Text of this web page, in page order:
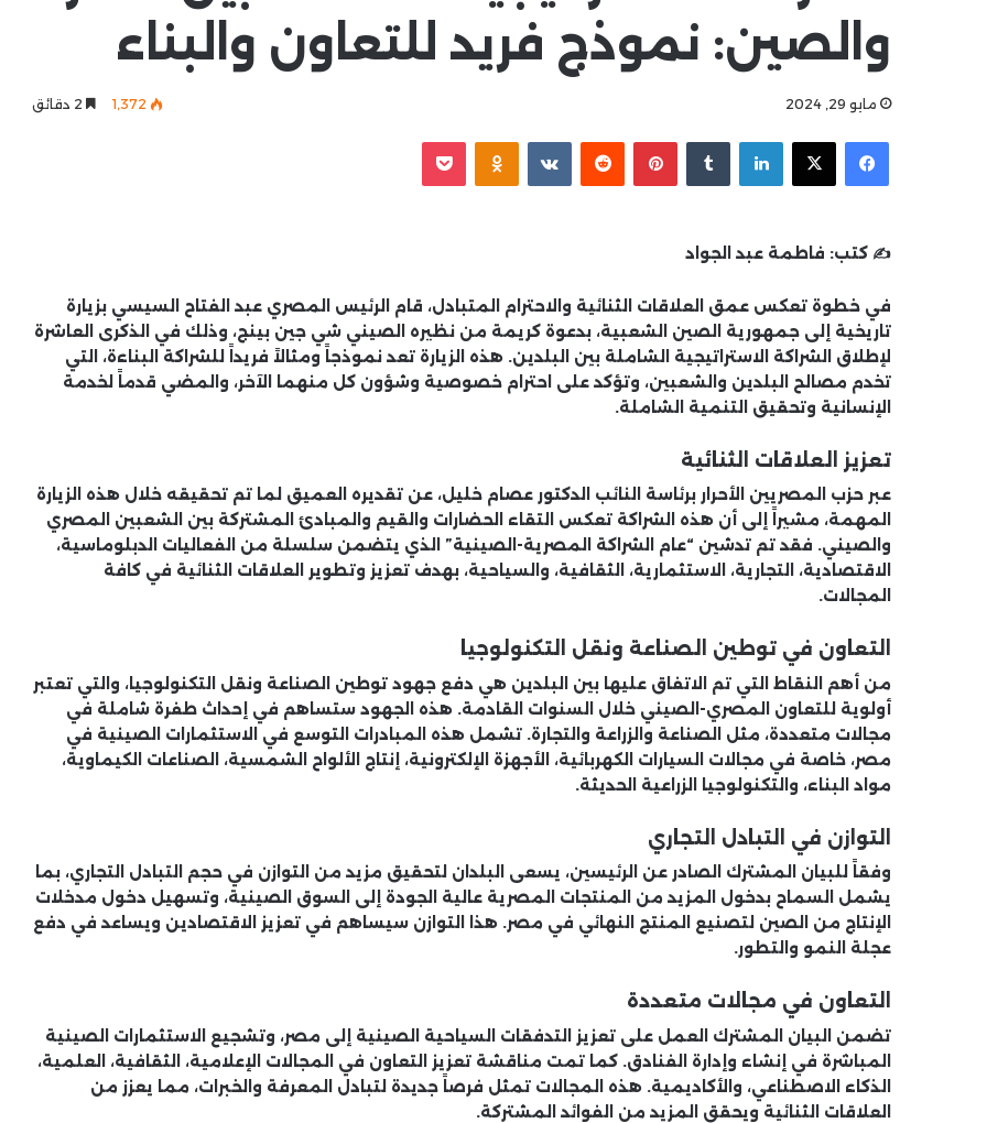
والصين: نموذج فريد للتعاون والبناء
مايو 29, 2024 1٬372
فيسبوك
‫X لينكدإن بينتيريست Odnoklassniki
‫Pocket
✍️ كتب: فاطمة عبد الجواد
في خطوة تعكس عمق العلاقات الثنائية والاحترام المتبادل، قام الرئيس المصري عبد الفتاح السيسي بزيارة
تاريخية إلى جمهورية الصين الشعبية، بدعوة كريمة من نظيره الصيني شي جين بينج، وذلك في الذكرى العاشرة
لإطلاق الشراكة الاستراتيجية الشاملة بين البلدين. هذه الزيارة تعد نموذجاً ومثالاً فريداً للشراكة البناءة، التي
تخدم مصالح البلدين والشعبين، وتؤكد على احترام خصوصية وشؤون كل منهما الآخر، والمضي قدماً لخدمة
الإنسانية وتحقيق التنمية الشاملة.
تعزيز العلاقات الثنائية
عبر حزب المصريين الأحرار برئاسة النائب الدكتور عصام خليل، عن تقديره العميق لما تم تحقيقه خلال هذه الزيارة
المهمة، مشيراً إلى أن هذه الشراكة تعكس التقاء الحضارات والقيم والمبادئ المشتركة بين الشعبين المصري
والصيني. فقد تم تدشين “عام الشراكة المصرية-الصينية” الذي يتضمن سلسلة من الفعاليات الدبلوماسية،
الاقتصادية، التجارية، الاستثمارية، الثقافية، والسياحية، بهدف تعزيز وتطوير العلاقات الثنائية في كافة
المجالات.
التعاون في توطين الصناعة ونقل التكنولوجيا
من أهم النقاط التي تم الاتفاق عليها بين البلدين هي دفع جهود توطين الصناعة ونقل التكنولوجيا، والتي تعتبر
أولوية للتعاون المصري-الصيني خلال السنوات القادمة. هذه الجهود ستساهم في إحداث طفرة شاملة في
مجالات متعددة، مثل الصناعة والزراعة والتجارة. تشمل هذه المبادرات التوسع في الاستثمارات الصينية في
مصر، خاصة في مجالات السيارات الكهربائية، الأجهزة الإلكترونية، إنتاج الألواح الشمسية، الصناعات الكيماوية،
مواد البناء، والتكنولوجيا الزراعية الحديثة.
التوازن في التبادل التجاري
وفقاً للبيان المشترك الصادر عن الرئيسين، يسعى البلدان لتحقيق مزيد من التوازن في حجم التبادل التجاري، بما
يشمل السماح بدخول المزيد من المنتجات المصرية عالية الجودة إلى السوق الصينية، وتسهيل دخول مدخلات
الإنتاج من الصين لتصنيع المنتج النهائي في مصر. هذا التوازن سيساهم في تعزيز الاقتصادين ويساعد في دفع
عجلة النمو والتطور.
التعاون في مجالات متعددة
تضمن البيان المشترك العمل على تعزيز التدفقات السياحية الصينية إلى مصر، وتشجيع الاستثمارات الصينية
المباشرة في إنشاء وإدارة الفنادق. كما تمت مناقشة تعزيز التعاون في المجالات الإعلامية، الثقافية، العلمية،
الذكاء الاصطناعي، والأكاديمية. هذه المجالات تمثل فرصاً جديدة لتبادل المعرفة والخبرات، مما يعزز من
العلاقات الثنائية ويحقق المزيد من الفوائد المشتركة.